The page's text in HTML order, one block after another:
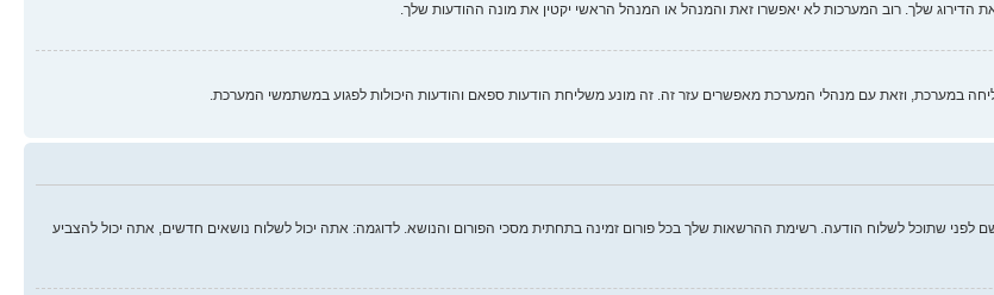
שלך. רוב המערכות לא יאפשרו זאת והמנהל או המנהל הראשי יקטין את מונה ההודעות שלך.
במערכת, וזאת עם מנהלי המערכת מאפשרים עזר זה. זה מונע משליחת הודעות ספאם והודעות היכולות לפגוע במשתמשי המערכת.
לפני שתוכל לשלוח הודעה. רשימת ההרשאות שלך בכל פורום זמינה בתחתית מסכי הפורום והנושא. לדוגמה: אתה יכול לשלוח נושאים חדשים, אתה יכול להצביע